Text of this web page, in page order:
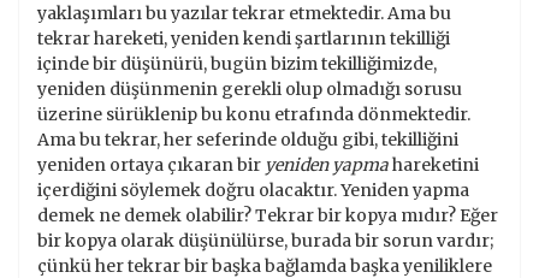
yaklaşımları bu yazılar tekrar etmektedir. Ama bu
tekrar hareketi, yeniden kendi şartlarının tekilliği
içinde bir düşünürü, bugün bizim tekilliğimizde,
yeniden düşünmenin gerekli olup olmadığı sorusu
üzerine sürüklenip bu konu etrafında dönmektedir.
Ama bu tekrar, her seferinde olduğu gibi, tekilliğini
yeniden ortaya çıkaran bir yeniden yapmahareketini
içerdiğini söylemek doğru olacaktır. Yeniden yapma
demek ne demek olabilir? Tekrar bir kopya mıdır? Eğer
bir kopya olarak düşünülürse, burada bir sorun vardır;
çünkü her tekrar bir başka bağlamda başka yeniliklere